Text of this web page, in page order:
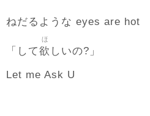
ねだるような eyes are hot
「して欲
ほ
しいの?」
Let me Ask U